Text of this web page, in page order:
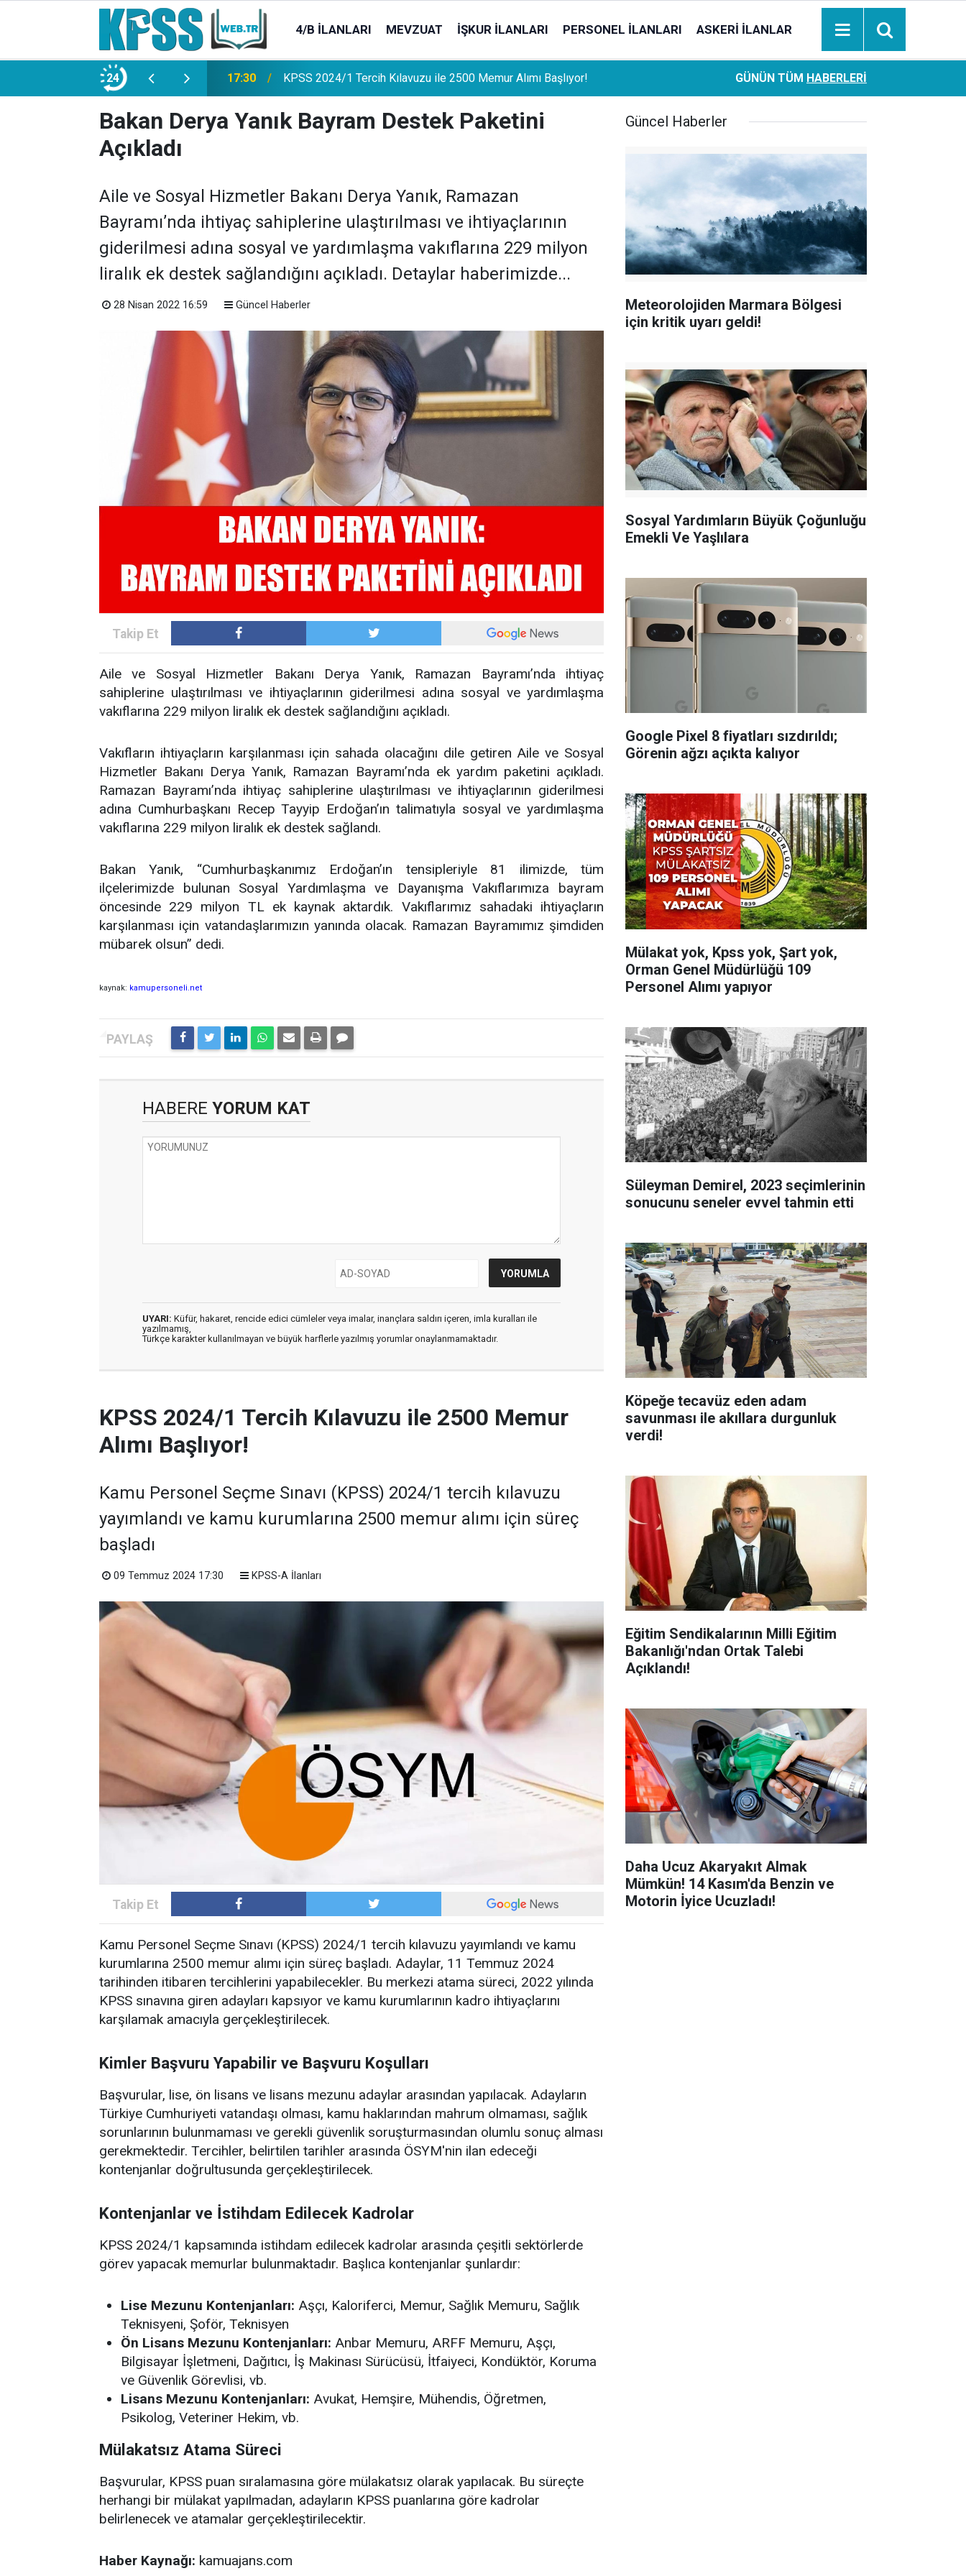
4/B İLANLARI MEVZUAT İŞKUR İLANLARI PERSONEL İLANLARI ASKERI İLANLAR
24
Memur Alımı Başlıyor! 21:20 TL Mevduat Sahipleri İçin Önemli Gelişme: Stopaj Oranları Artıyor!
Ziraat Bankası başvuran emeklilere hemen ödeme
hesaplara geçiyor
GÜNÜN TÜM HABERLERI
Bakan Derya Yanık Bayram Destek Paketini
Açıkladı
Aile ve Sosyal Hizmetler Bakanı Derya Yanık, Ramazan
Bayramı’nda ihtiyaç sahiplerine ulaştırılması ve ihtiyaçlarının
giderilmesi adına sosyal ve yardımlaşma vakıflarına 229 milyon
liralık ek destek sağlandığını açıkladı. Detaylar haberimizde...
28 Nisan 2022 16:59 Güncel Haberler
Aile ve Sosyal Hizmetler Bakanı Derya Yanık, Ramazan Bayramı’nda ihtiyaç
sahiplerine ulaştırılması ve ihtiyaçlarının giderilmesi adına sosyal ve yardımlaşma
vakıflarına 229 milyon liralık ek destek sağlandığını açıkladı.
Vakıfların ihtiyaçların karşılanması için sahada olacağını dile getiren Aile ve Sosyal
Hizmetler Bakanı Derya Yanık, Ramazan Bayramı’nda ek yardım paketini açıkladı.
Ramazan Bayramı’nda ihtiyaç sahiplerine ulaştırılması ve ihtiyaçlarının giderilmesi
adına Cumhurbaşkanı Recep Tayyip Erdoğan’ın talimatıyla sosyal ve yardımlaşma
vakıflarına 229 milyon liralık ek destek sağlandı.
Bakan Yanık, “Cumhurbaşkanımız Erdoğan’ın tensipleriyle 81 ilimizde, tüm
ilçelerimizde bulunan Sosyal Yardımlaşma ve Dayanışma Vakıflarımıza bayram
öncesinde 229 milyon TL ek kaynak aktardık. Vakıflarımız sahadaki ihtiyaçların
karşılanması için vatandaşlarımızın yanında olacak. Ramazan Bayramımız şimdiden
mübarek olsun” dedi.
kaynak: kamupersoneli.net
HABERE YORUM KAT
UYARI: Küfür, hakaret, rencide edici cümleler veya imalar, inançlara saldırı içeren, imla kuralları ile
yazılmamış,
Türkçe karakter kullanılmayan ve büyük harflerle yazılmış yorumlar onaylanmamaktadır.
KPSS 2024/1 Tercih Kılavuzu ile 2500 Memur
Alımı Başlıyor!
Kamu Personel Seçme Sınavı (KPSS) 2024/1 tercih kılavuzu
yayımlandı ve kamu kurumlarına 2500 memur alımı için süreç
başladı
09 Temmuz 2024 17:30 KPSS-A İlanları
Kamu Personel Seçme Sınavı (KPSS) 2024/1 tercih kılavuzu yayımlandı ve kamu
kurumlarına 2500 memur alımı için süreç başladı. Adaylar, 11 Temmuz 2024
tarihinden itibaren tercihlerini yapabilecekler. Bu merkezi atama süreci, 2022 yılında
KPSS sınavına giren adayları kapsıyor ve kamu kurumlarının kadro ihtiyaçlarını
karşılamak amacıyla gerçekleştirilecek.
Kimler Başvuru Yapabilir ve Başvuru Koşulları
Başvurular, lise, ön lisans ve lisans mezunu adaylar arasından yapılacak. Adayların
Türkiye Cumhuriyeti vatandaşı olması, kamu haklarından mahrum olmaması, sağlık
sorunlarının bulunmaması ve gerekli güvenlik soruşturmasından olumlu sonuç alması
gerekmektedir. Tercihler, belirtilen tarihler arasında ÖSYM'nin ilan edeceği
kontenjanlar doğrultusunda gerçekleştirilecek.
Kontenjanlar ve İstihdam Edilecek Kadrolar
KPSS 2024/1 kapsamında istihdam edilecek kadrolar arasında çeşitli sektörlerde
görev yapacak memurlar bulunmaktadır. Başlıca kontenjanlar şunlardır:
Lise Mezunu Kontenjanları: Aşçı, Kaloriferci, Memur, Sağlık Memuru, Sağlık
Teknisyeni, Şoför, Teknisyen
Ön Lisans Mezunu Kontenjanları: Anbar Memuru, ARFF Memuru, Aşçı,
Bilgisayar İşletmeni, Dağıtıcı, İş Makinası Sürücüsü, İtfaiyeci, Kondüktör, Koruma
ve Güvenlik Görevlisi, vb.
Lisans Mezunu Kontenjanları: Avukat, Hemşire, Mühendis, Öğretmen,
Psikolog, Veteriner Hekim, vb.
Mülakatsız Atama Süreci
Başvurular, KPSS puan sıralamasına göre mülakatsız olarak yapılacak. Bu süreçte
herhangi bir mülakat yapılmadan, adayların KPSS puanlarına göre kadrolar
belirlenecek ve atamalar gerçekleştirilecektir.
Haber Kaynağı: kamuajans.com
Güncel Haberler
Meteorolojiden Marmara Bölgesi
için kritik uyarı geldi!
Sosyal Yardımların Büyük Çoğunluğu
Emekli Ve Yaşlılara
Google Pixel 8 fiyatları sızdırıldı;
Görenin ağzı açıkta kalıyor
Mülakat yok, Kpss yok, Şart yok,
Orman Genel Müdürlüğü 109
Personel Alımı yapıyor
Süleyman Demirel, 2023 seçimlerinin
sonucunu seneler evvel tahmin etti
Köpeğe tecavüz eden adam
savunması ile akıllara durgunluk
verdi!
Eğitim Sendikalarının Milli Eğitim
Bakanlığı'ndan Ortak Talebi
Açıklandı!
Daha Ucuz Akaryakıt Almak
Mümkün! 14 Kasım'da Benzin ve
Motorin İyice Ucuzladı!